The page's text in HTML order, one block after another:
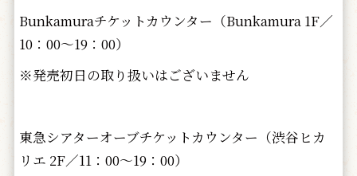
Bunkamuraチケットカウンター（Bunkamura 1F／
10：00～19：00）
※発売初日の取り扱いはございません
東急シアターオーブチケットカウンター（渋谷ヒカ
リエ 2F／11：00～19：00）